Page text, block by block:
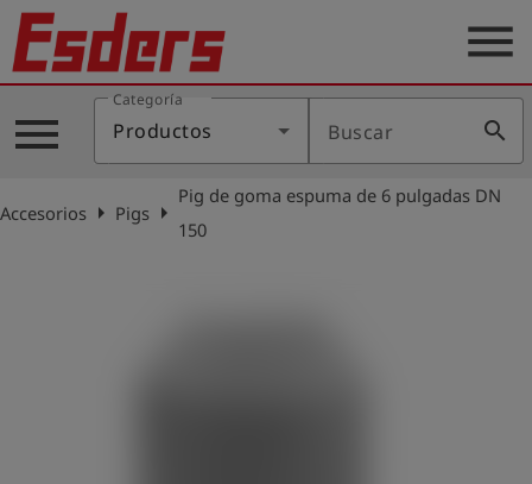
Productos
Blog
Aplicaciones
menu
menu
Categoría
Productos Buscar search
Accesorios arrow_right Pigsarrow_right
Pig de goma espuma de 6 pulgadas DN
150